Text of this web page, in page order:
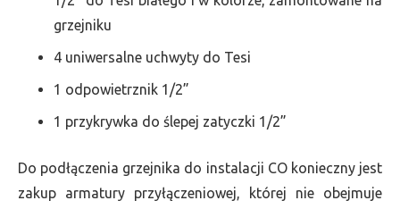
grzejniku
4 uniwersalne uchwyty do Tesi
1 odpowietrznik 1/2”
1 przykrywka do ślepej zatyczki 1/2”
Do podłączenia grzejnika do instalacji CO konieczny jest
zakup armatury przyłączeniowej, której nie obejmuje